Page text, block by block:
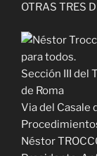
OTRAS TRES
para todos.
Sección III del
de Roma
Via del Casale
Néstor